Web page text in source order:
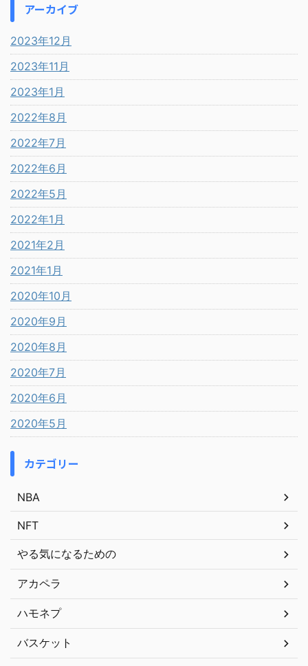
アーカイブ
2023年12月
2023年11月
2023年1月
2022年8月
2022年7月
2022年6月
2022年5月
2022年1月
2021年2月
2021年1月
2020年10月
2020年9月
2020年8月
2020年7月
2020年6月
2020年5月
カテゴリー
NBA
NFT
やる気になるための
アカペラ
ハモネプ
バスケット